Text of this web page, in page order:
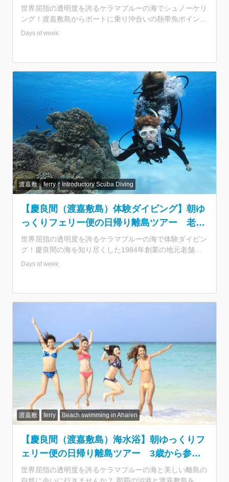
ートで沖合い熱帯魚ポイントへ＜ランチ付／
那覇 泊港発＞
世界屈指の透明度を誇るケラマブルーの海でシュノーケリ
ング！渡嘉敷島からボートに乗り沖合いの熱帯魚ポイント
を目指します。 ツアーは6歳から参加OK。担当インスト
場は満席多発の人気航路なので早めのご予約がおすすめで
す。 ★那覇発の日帰りで渡嘉敷島へ！ ・慶良間諸島国立
公園に指定された自然あふれる離島 ・世界のダイバーが
恋するケラマブルーを海を堪能 ★乗船券付きプランで手
間なし参加 ・面倒な船の予約のいらない乗船券付きプラ
ン ・那覇から所要約70分！出港時間が少し遅めの10時発
・夏場は満席多発航路。早めのご予約がおすすめ ★美麗
スポット「阿波連ビーチ」へ ・約800m続く白砂ビーチと
熱帯魚の海に感激♪ ・沖縄そば or カレーライスのランチ
付きプラン ・渡嘉敷港⇔阿波連ビーチの移動は送迎あり
・シャワーや更衣室の利用も無料 ★6歳から参加OKの日
帰りシュノーケリング ・安心安全を第一に担当インスト
ラクターがお子様をサポート ・引率するのは1984年創業
Days of week:
渡嘉敷 ferry Introductory Scuba Diving
【慶良間（渡嘉敷島）体験ダイビング】朝ゆ
っくりフェリー便の日帰り離島ツアー 老舗
ショップがご案内＜ランチ付／那覇 泊港発＞
世界屈指の透明度を誇るケラマブルーの海で体験ダイビン
グ！慶良間の海を知り尽くした1984年創業の地元老舗シ
ョップがご案内します。 那覇から渡嘉敷島までのフェリ
へ！ ・慶良間諸島国立公園に指定された自然あふれる離
島 ・世界のダイバーが恋するケラマブルーを海を堪能 ★
らない乗船券付きプラン ・那覇から所要約70分！出港時
間が少し遅めの10時発 ・夏場は満席多発航路。早めのご
予約がおすすめ ★美麗スポット「阿波連ビーチ」へ ・約
800m続く白砂ビーチと熱帯魚の海に感激♪ ・沖縄そば or
カレーライスのランチ付きプラン ・渡嘉敷港⇔阿波連ビ
ーチの移動は送迎あり ・シャワーや更衣室の利用も無料
★地元の老舗ダイブショップがご案内！ ・1984年創業の
老舗ショップ「シーフレンド」
Days of week:
渡嘉敷 ferry Beach swimming in Aharen
【慶良間（渡嘉敷島）海水浴】朝ゆっくりフ
ェリー便の日帰り離島ツアー 3歳から参加
OK＜ランチ付／那覇 泊港発＞
世界屈指の透明度を誇るケラマブルーの海と美しい離島の